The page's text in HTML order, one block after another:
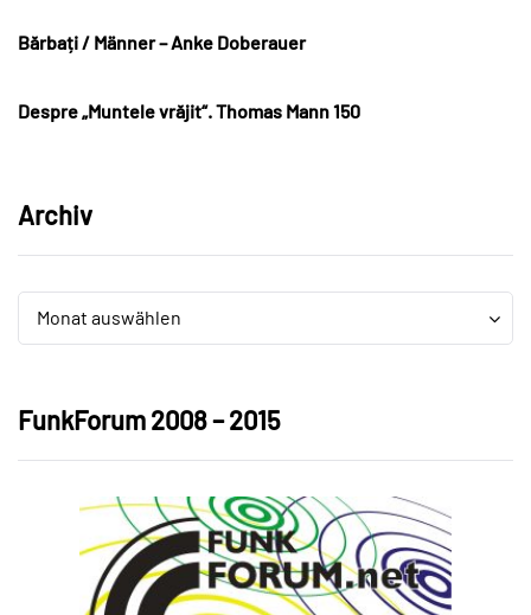
Bărbați / Männer – Anke Doberauer
Despre „Muntele vrăjit“. Thomas Mann 150
Archiv
Archiv
Monat auswählen
Archiv
FunkForum 2008 – 2015